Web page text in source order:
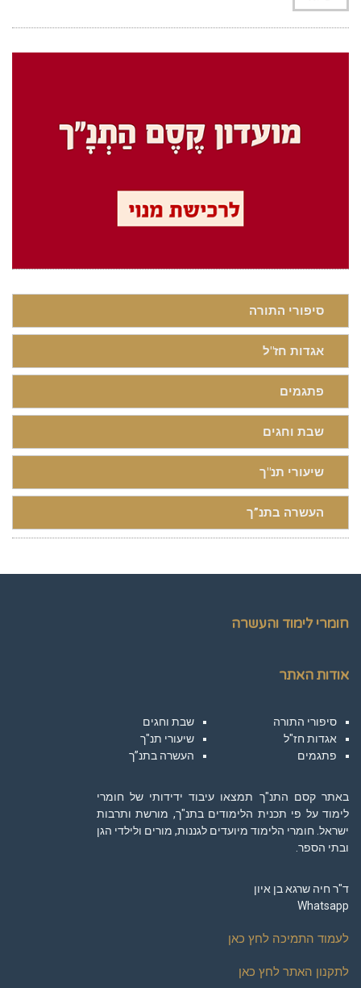
סיפורי התורה
אגדות חז"ל
פתגמים
שבת וחגים
שיעורי תנ"ך
העשרה בתנ”ך
חומרי לימוד והעשרה
אודות האתר
סיפורי התורה
אגדות חז"ל
פתגמים
שבת וחגים
שיעורי תנ"ך
העשרה בתנ”ך
באתר קסם התנ"ך תמצאו עיבוד ידידותי של חומרי
לימוד על פי תכנית הלימודים בתנ"ך, מורשת ותרבות
ישראל. חומרי הלימוד מיועדים לגננות, מורים ולילדי הגן
ובתי הספר.
ד"ר חיה שרגא בן איון
Whatsapp
לעמוד התמיכה לחץ כאן
לתקנון האתר לחץ כאן